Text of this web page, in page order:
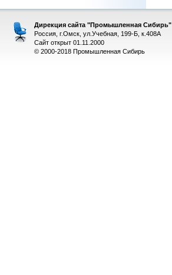
Дирекция сайта "Промышленная Сибирь"
Россия, г.Омск, ул.Учебная, 199-Б, к.408А
Сайт открыт 01.11.2000
© 2000-2018 Промышленная Сибирь